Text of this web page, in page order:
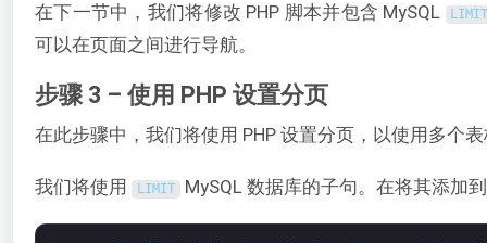
在下一节中，我们将修改 PHP 脚本并包含 MySQL
可以在页面之间进行导航。
步骤 3 – 使用 PHP 设置分页
在此步骤中，我们将使用 PHP 设置分页，以使用多个
我们将使用 LIMIT MySQL 数据库的子句。在将其添加